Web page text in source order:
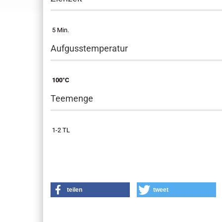
5 Min.
Aufgusstemperatur
100°C
Teemenge
1-2 TL
teilen tweet